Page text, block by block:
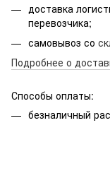
доставка
перевозчика;
самовывоз со
Подробнее о
Способы оплаты:
безналичный